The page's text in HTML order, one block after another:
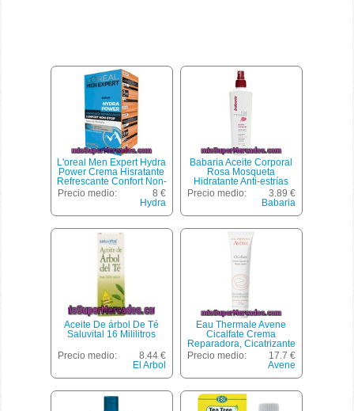
L'oreal Men Expert Hydra
Power Crema Hisratante
Refrescante Confort Non-
stop Agua De Montaña
48h Dosificador 50 Ml
Precio medio:
8 €
Hydra
Babaria Aceite Corporal
Rosa Mosqueta
Hidratante Anti-estrías
Spray 300 Ml
Precio medio:
3.89 €
Babaria
Aceite De árbol De Té
Saluvital 16 Mililitros
Precio medio:
8.44 €
El Arbol
Eau Thermale Avene
Cicalfate Crema
Reparadora, Cicatrizante
Y Calmante Tubo 100 Ml
Precio medio:
17.7 €
Avene